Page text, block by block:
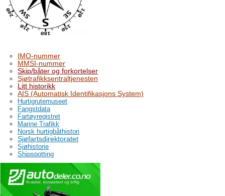
IMO-nummer
MMSI-nummer
Skip/båter og forkortelser
Sjøtrafikksentraltjenesten
Litt historikk
AIS (Automatisk Identifikasjons System)
Hurtigrutemuseet
Fangstdata
Fartøyregistret
Marine Trafikk
Norsk hurtigbåthistori
Sjøfartsdirektoratet
Sjøhistorie
Shipspotting